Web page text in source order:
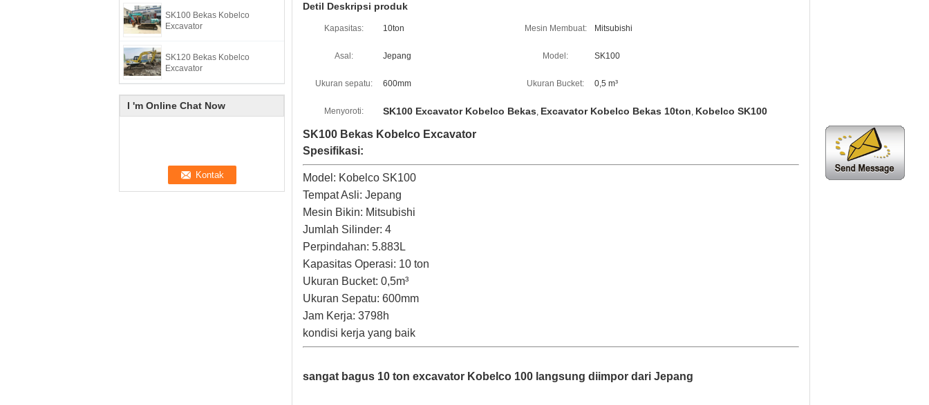
SK100 Bekas Kobelco
Excavator
SK120 Bekas Kobelco
Excavator
I 'm Online Chat Now
Detil Deskripsi produk
Kapasitas: 10ton Mesin Membuat: Mitsubishi
Asal: Jepang Model: SK100
Ukuran sepatu: 600mm Ukuran Bucket: 0,5 m³
Menyoroti: SK100 Excavator Kobelco Bekas, Excavator Kobelco Bekas 10ton, Kobelco SK100
SK100 Bekas Kobelco Excavator
Spesifikasi:
Model: Kobelco SK100
Tempat Asli: Jepang
Mesin Bikin: Mitsubishi
Jumlah Silinder: 4
Perpindahan: 5.883L
Kapasitas Operasi: 10 ton
Ukuran Bucket: 0,5m³
Ukuran Sepatu: 600mm
Jam Kerja: 3798h
kondisi kerja yang baik
sangat bagus 10 ton excavator Kobelco 100 langsung diimpor dari Jepang